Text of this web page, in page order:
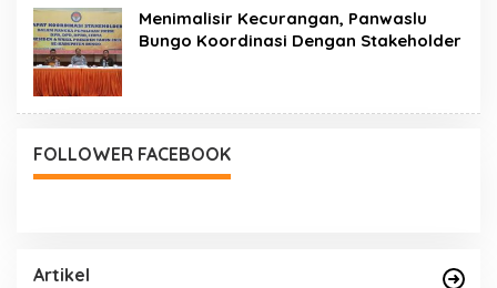
Menimalisir Kecurangan, Panwaslu
Bungo Koordinasi Dengan Stakeholder
FOLLOWER FACEBOOK
Artikel